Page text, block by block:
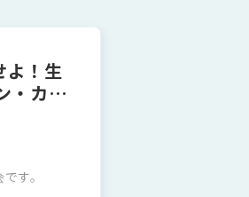
よ！生
・カン
す。